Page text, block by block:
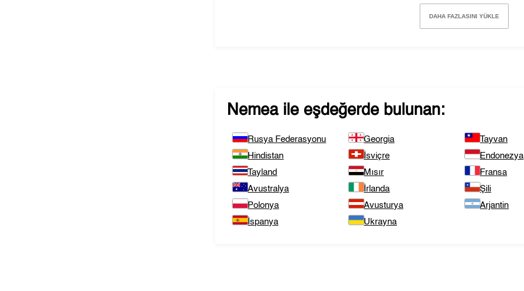
DAHA FAZLASINI YÜKLE
Nemeaile eşdeğerde bulunan:
Rusya Federasyonu Georgia Tayvan
Hindistan
İsviçre Endonezya
Tayland
Mısır Fransa
Avustralya
İrlanda Şili
Polonya
Avusturya Arjantin
İspanya
Ukrayna